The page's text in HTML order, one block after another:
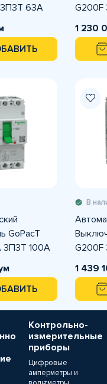
3П3Т 63A
1 230
GoPacT
3П3Т 100A
В
G200F
1 439
Контрольно-
измерительные
приборы
Цифровые
амперметры и